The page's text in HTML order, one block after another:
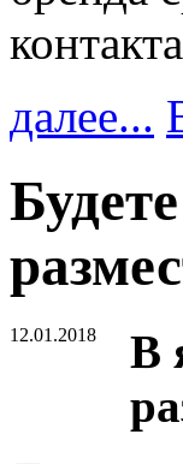
далее...
12.01.2018
В